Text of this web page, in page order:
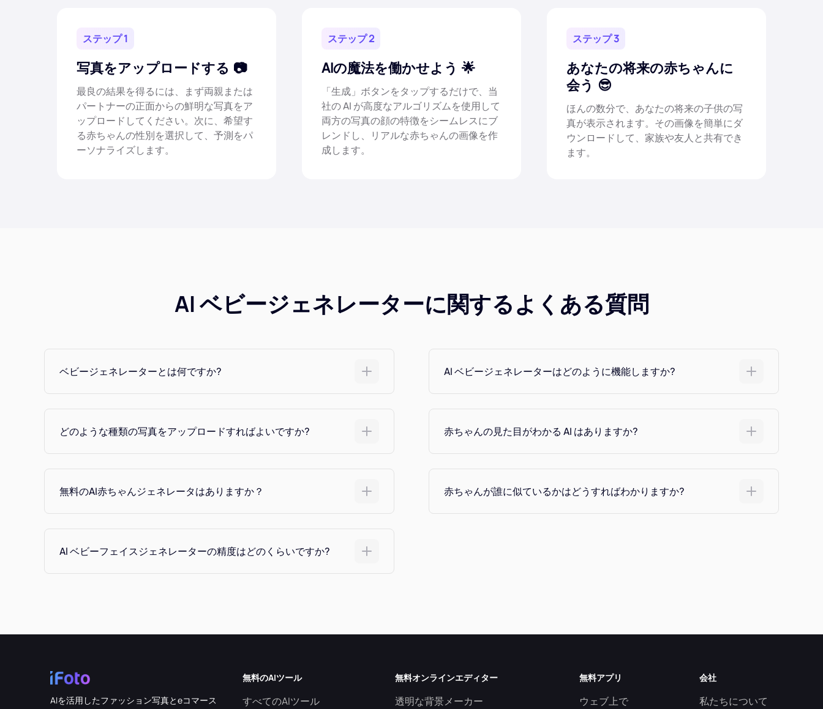
ステップ 1
写真をアップロードする
最良の結果を得るには、まず両親または
パートナーの正面からの鮮明な写真をア
ップロードしてください。次に、希望す
る赤ちゃんの性別を選択して、予測をパ
ーソナライズします。
ステップ 2
AIの魔法を働かせよう
「生成」ボタンをタップするだけで、当
社の AI が高度なアルゴリズムを使用して
両方の写真の顔の特徴をシームレスにブ
レンドし、リアルな赤ちゃんの画像を作
成します。
ステップ 3
あなたの将来の赤ちゃんに
会う
ほんの数分で、あなたの将来の子供の写
真が表示されます。その画像を簡単にダ
ウンロードして、家族や友人と共有でき
ます。
AI ベビージェネレーターに関するよくある質問
ベビージェネレーターとは何ですか?
どのような種類の写真をアップロードすればよいですか?
無料のAI赤ちゃんジェネレータはありますか？
Al ベビーフェイスジェネレーターの精度はどのくらいですか?
AI ベビージェネレーターはどのように機能しますか?
赤ちゃんの見た目がわかる AI はありますか?
赤ちゃんが誰に似ているかはどうすればわかりますか?
AIを活用したファッション写真とeコマース
無料のAIツール
すべてのAIツール
無料オンラインエディター
透明な背景メーカー
無料アプリ
ウェブ上で
会社
私たちについて